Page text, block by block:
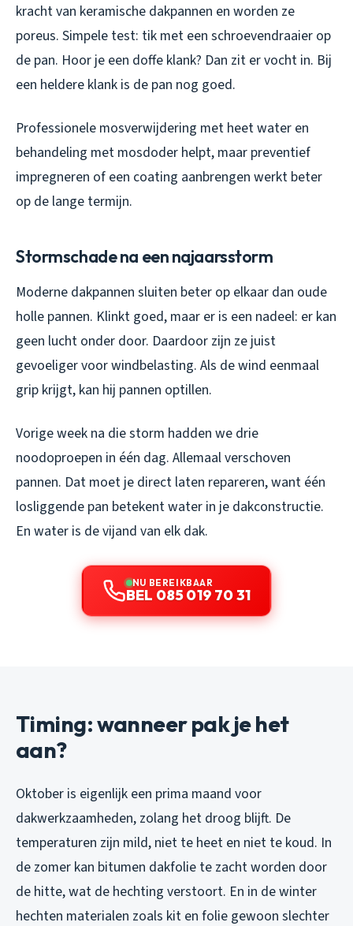
kracht van keramische dakpannen en worden ze
poreus. Simpele test: tik met een schroevendraaier op
de pan. Hoor je een doffe klank? Dan zit er vocht in. Bij
een heldere klank is de pan nog goed.
Professionele mosverwijdering met heet water en
behandeling met mosdoder helpt, maar preventief
impregneren of een coating aanbrengen werkt beter
op de lange termijn.
Stormschade na een najaarsstorm
Moderne dakpannen sluiten beter op elkaar dan oude
holle pannen. Klinkt goed, maar er is een nadeel: er kan
geen lucht onder door. Daardoor zijn ze juist
gevoeliger voor windbelasting. Als de wind eenmaal
grip krijgt, kan hij pannen optillen.
Vorige week na die storm hadden we drie
noodoproepen in één dag. Allemaal verschoven
pannen. Dat moet je direct laten repareren, want één
losliggende pan betekent water in je dakconstructie.
En water is de vijand van elk dak.
NU BEREIKBAAR
BEL 085 019 70 31
Timing: wanneer pak je het
aan?
Oktober is eigenlijk een prima maand voor
dakwerkzaamheden, zolang het droog blijft. De
temperaturen zijn mild, niet te heet en niet te koud. In
de zomer kan bitumen dakfolie te zacht worden door
de hitte, wat de hechting verstoort. En in de winter
hechten materialen zoals kit en folie gewoon slechter